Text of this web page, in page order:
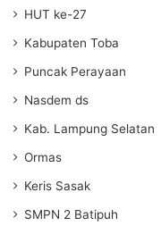
HUT ke-27
Kabupaten Toba
Puncak Perayaan
Nasdem ds
Kab. Lampung Selatan
Ormas
Keris Sasak
SMPN 2 Batipuh